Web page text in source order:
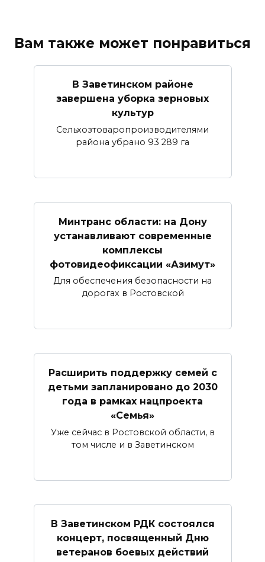
Вам также может понравиться
В Заветинском районе
завершена уборка зерновых
культур
Сельхозтоваропроизводителями
района убрано 93 289 га
Минтранс области: на Дону
устанавливают современные
комплексы
фотовидеофиксации «Азимут»
Для обеспечения безопасности на
дорогах в Ростовской
Расширить поддержку семей с
детьми запланировано до 2030
года в рамках нацпроекта
«Семья»
Уже сейчас в Ростовской области, в
том числе и в Заветинском
В Заветинском РДК состоялся
концерт, посвященный Дню
ветеранов боевых действий